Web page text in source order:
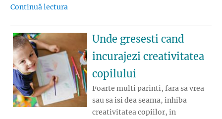
Continuă lectura
Unde gresesti cand
incurajezi creativitatea
copilului
Foarte multi parinti, fara sa vrea
sau sa isi dea seama, inhiba
creativitatea copiilor, in